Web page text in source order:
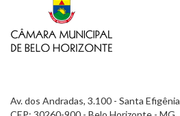
Av. dos Andradas, 3.100 - Santa Efigênia